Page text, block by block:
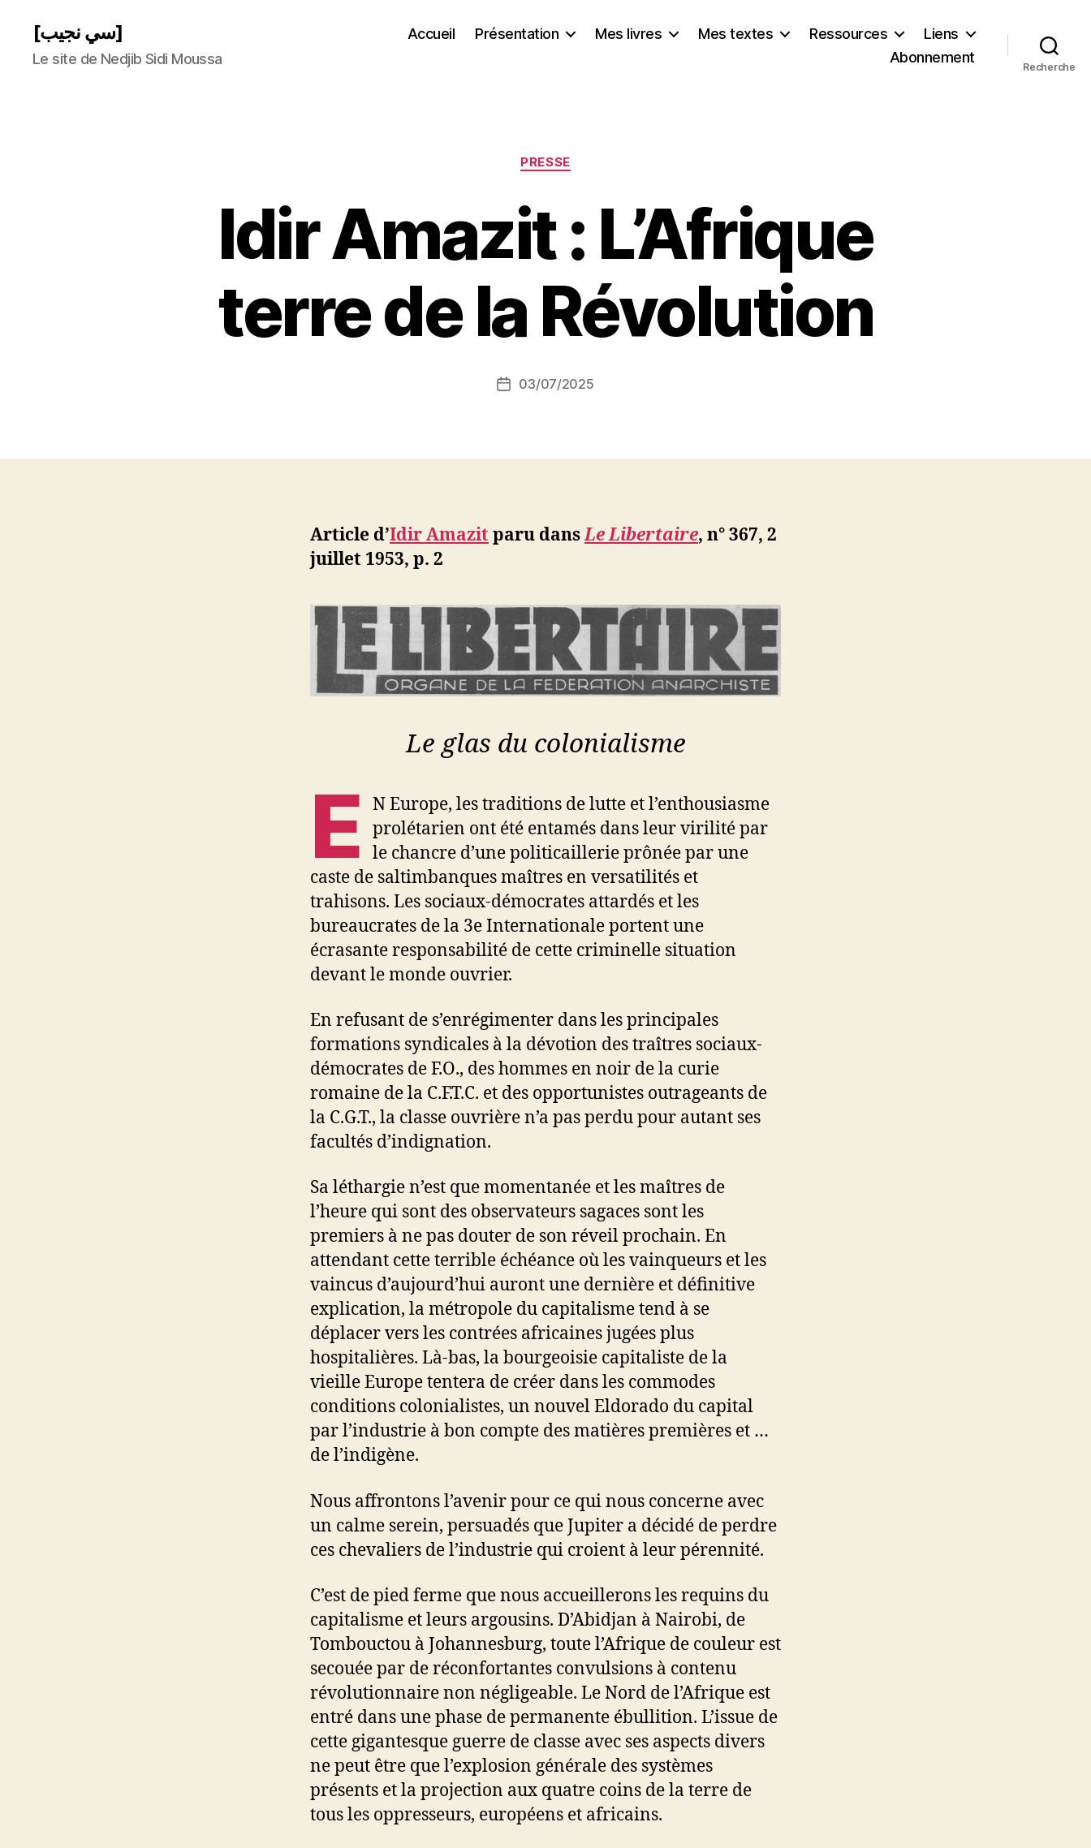
[سي نجيب]
Le site de Nedjib Sidi Moussa
Accueil Présentation Mes livres Mes textes Ressources
Liens
Abonnement
Recherche
Catégories
PRESSE
Idir Amazit : L’Afrique
terre de la Révolution
Auteur
a
r
N
b
Date03/07/2025
Article d’Idir Amazit paru dansLe Libertaire, n° 367, 2
juillet 1953, p. 2
Le glas du colonialisme
E N Europe, les traditions de lutte et l’enthousiasme
prolétarien ont été entamés dans leur virilité par
le chancre d’une politicaillerie prônée par une
caste de saltimbanques maîtres en versatilités et
trahisons. Les sociaux-démocrates attardés et les
bureaucrates de la 3e Internationale portent une
écrasante responsabilité de cette criminelle situation
devant le monde ouvrier.
En refusant de s’enrégimenter dans les principales
formations syndicales à la dévotion des traîtres sociaux-
démocrates de F.O., des hommes en noir de la curie
romaine de la C.F.T.C. et des opportunistes outrageants de
la C.G.T., la classe ouvrière n’a pas perdu pour autant ses
facultés d’indignation.
Sa léthargie n’est que momentanée et les maîtres de
l’heure qui sont des observateurs sagaces sont les
premiers à ne pas douter de son réveil prochain. En
attendant cette terrible échéance où les vainqueurs et les
vaincus d’aujourd’hui auront une dernière et définitive
explication, la métropole du capitalisme tend à se
déplacer vers les contrées africaines jugées plus
hospitalières. Là-bas, la bourgeoisie capitaliste de la
vieille Europe tentera de créer dans les commodes
conditions colonialistes, un nouvel Eldorado du capital
par l’industrie à bon compte des matières premières et …
de l’indigène.
Nous affrontons l’avenir pour ce qui nous concerne avec
un calme serein, persuadés que Jupiter a décidé de perdre
ces chevaliers de l’industrie qui croient à leur pérennité.
C’est de pied ferme que nous accueillerons les requins du
capitalisme et leurs argousins. D’Abidjan à Nairobi, de
Tombouctou à Johannesburg, toute l’Afrique de couleur est
secouée par de réconfortantes convulsions à contenu
révolutionnaire non négligeable. Le Nord de l’Afrique est
entré dans une phase de permanente ébullition. L’issue de
cette gigantesque guerre de classe avec ses aspects divers
ne peut être que l’explosion générale des systèmes
présents et la projection aux quatre coins de la terre de
tous les oppresseurs, européens et africains.